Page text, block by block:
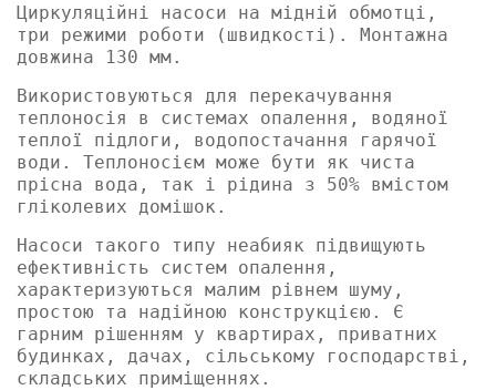
Циркуляційні насоси на мідній обмотці,
три режими роботи (швидкості). Монтажна
довжина 130 мм.
Використовуються для перекачування
теплоносія в системах опалення, водяної
теплої підлоги, водопостачання гарячої
води. Теплоносієм може бути як чиста
прісна вода, так і рідина з 50% вмістом
гліколевих домішок.
Насоси такого типу неабияк підвищують
ефективність систем опалення,
характеризуються малим рівнем шуму,
простою та надійною конструкцією. Є
гарним рішенням у квартирах, приватних
будинках, дачах, сільському господарстві,
складських приміщеннях.